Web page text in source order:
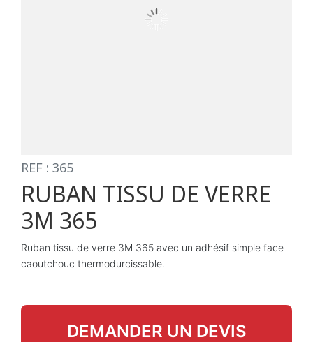
REF : 365
RUBAN TISSU DE VERRE
3M 365
Ruban tissu de verre 3M 365 avec un adhésif simple face
caoutchouc thermodurcissable.
DEMANDER UN DEVIS